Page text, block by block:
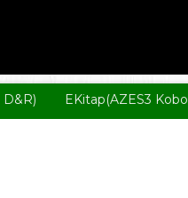
D&R) EKitap(AZES3